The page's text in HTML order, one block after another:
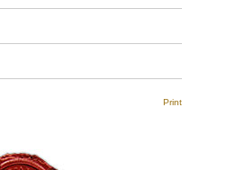
Print